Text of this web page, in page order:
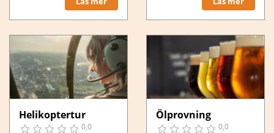
Lund, Borlänge, Mariestad,
Helikoptertur
0,0
Ölprovning
0,0